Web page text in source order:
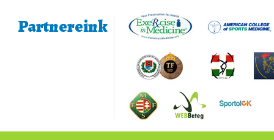
Partnereink